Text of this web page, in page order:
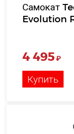
Самокат
Evolution
4 495₽
Купить